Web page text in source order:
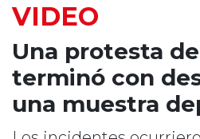
VIDEO
Una protesta
terminó con
una muestra